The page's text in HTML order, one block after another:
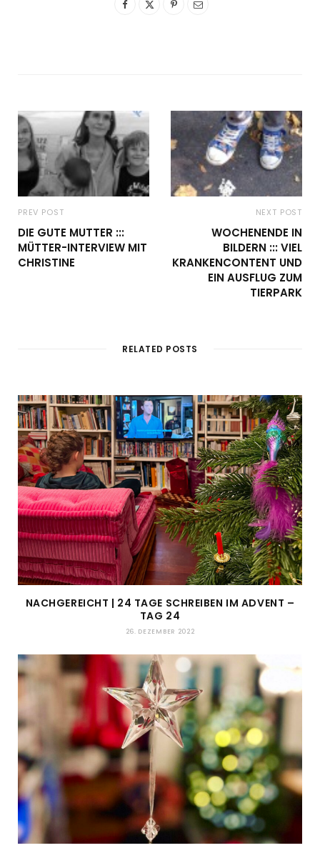
PREV POST
DIE GUTE MUTTER :::
MÜTTER-INTERVIEW MIT
CHRISTINE
NEXT POST
WOCHENENDE IN
BILDERN ::: VIEL
KRANKENCONTENT UND
EIN AUSFLUG ZUM
TIERPARK
RELATED POSTS
NACHGEREICHT | 24 TAGE SCHREIBEN IM ADVENT –
TAG 24
26. DEZEMBER 2022